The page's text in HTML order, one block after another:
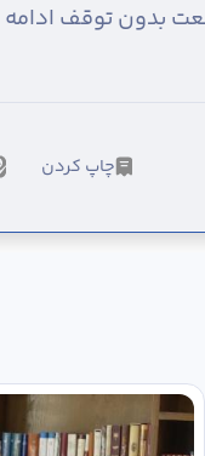
بدون توقف
چاپ کردن